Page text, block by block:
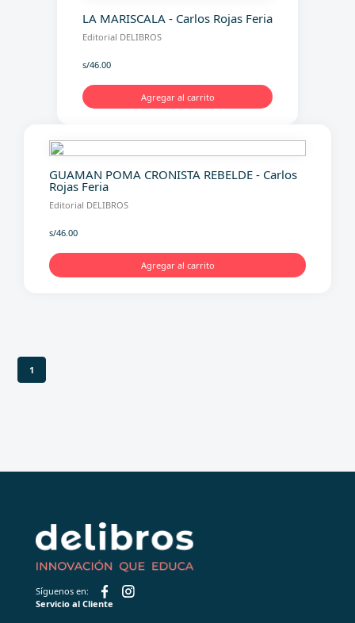
LA MARISCALA - Carlos Rojas Feria
Editorial DELIBROS
s/46.00
Agregar al carrito
GUAMAN POMA CRONISTA REBELDE - Carlos
Rojas Feria
Editorial DELIBROS
s/46.00
Agregar al carrito
1
Síguenos en:
Servicio al Cliente